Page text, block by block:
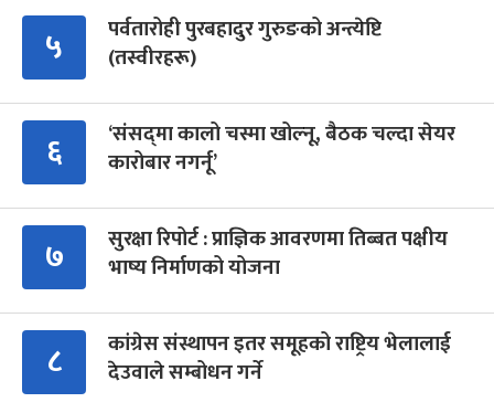
५
पर्वतारोही पुरबहादुर गुरुङको अन्त्येष्टि
(तस्वीरहरू)
६
‘संसद्‍मा कालो चस्मा खोल्नू, बैठक चल्दा सेयर
कारोबार नगर्नू’
७
सुरक्षा रिपोर्ट : प्राज्ञिक आवरणमा तिब्बत पक्षीय
भाष्य निर्माणको योजना
८
कांग्रेस संस्थापन इतर समूहको राष्ट्रिय भेलालाई
देउवाले सम्बोधन गर्ने